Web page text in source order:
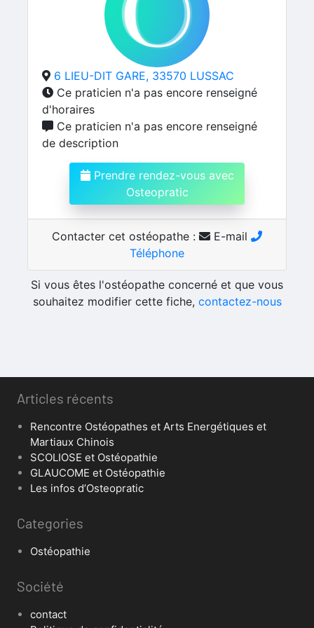
6 LIEU-DIT GARE, 33570 LUSSAC
Ce praticien n'a pas encore renseigné
d'horaires
Ce praticien n'a pas encore renseigné
de description
Prendre rendez-vous avec
Osteopratic
Contacter cet ostéopathe :
E-mail
Téléphone
Si vous êtes l'ostéopathe concerné et que vous
souhaitez modifier cette fiche, contactez-nous
Articles récents
Rencontre Ostéopathes et Arts Energétiques et
Martiaux Chinois
SCOLIOSE et Ostéopathie
GLAUCOME et Ostéopathie
Les infos d’Osteopratic
Categories
Ostéopathie
Société
contact